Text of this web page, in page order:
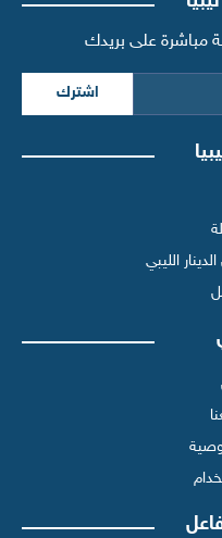
مباشرة على بريدك
اشترك
الليبي